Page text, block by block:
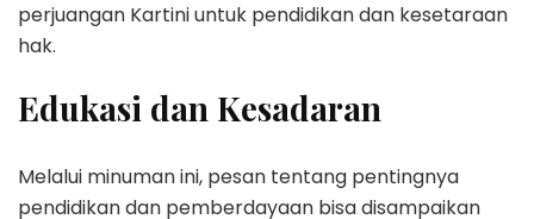
perjuangan Kartini untuk pendidikan dan kesetaraan
hak.
Edukasi dan Kesadaran
Melalui minuman ini, pesan tentang pentingnya
pendidikan dan pemberdayaan bisa disampaikan